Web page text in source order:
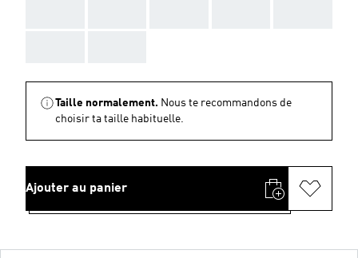
Taille normalement. Nous te recommandons de
choisir ta taille habituelle.
Ajouter au panier